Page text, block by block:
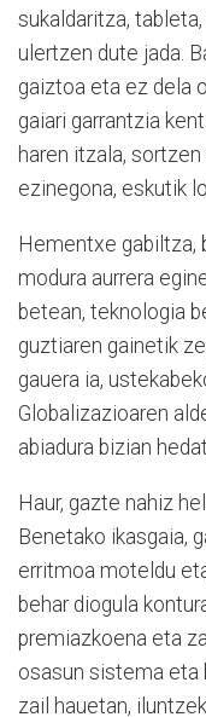
sukaldaritza,
ulertzen dute jada.
gaiztoa eta ez dela
gaiari garrantzia
haren itzala,
ezinegona, eskutik
Hementxe gabiltza,
modura aurrera
betean, teknologia
guztiaren gainetik
gauera ia,
Globalizazioaren
abiadura bizian
Haur, gazte nahiz
Benetako ikasgaia,
erritmoa moteldu
behar diogula
premiazkoena eta
osasun sistema eta
zail hauetan,